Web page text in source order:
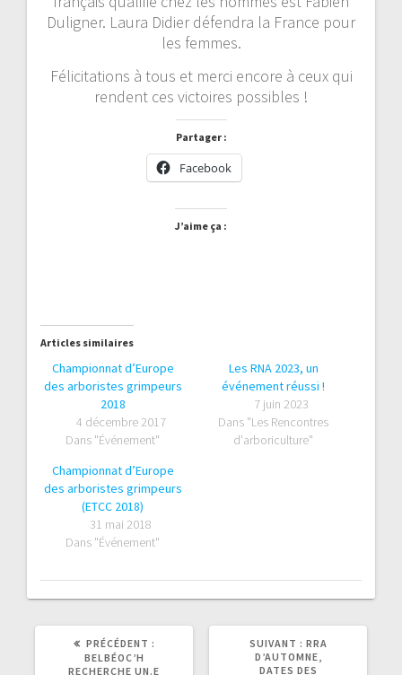
Duligner. Laura Didier défendra la France pour
les femmes.
Félicitations à tous et merci encore à ceux qui
rendent ces victoires possibles !
Partager :
Facebook
J’aime ça :
Articles similaires
Championnat d’Europe
des arboristes grimpeurs
2018
4 décembre 2017
Dans "Événement"
Les RNA 2023, un
événement réussi !
7 juin 2023
Dans "Les Rencontres
d'arboriculture"
Championnat d’Europe
des arboristes grimpeurs
(ETCC 2018)
31 mai 2018
Dans "Événement"
PRÉCÉDENT :
:
BELBÉOC’H
RECHERCHE UN.E
SUIVANT : ARTICLE
SUIVANT
:
RRA
D’AUTOMNE,
DATES DES